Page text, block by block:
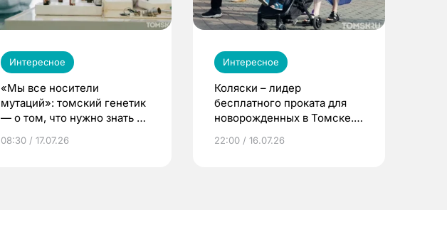
Интересное
«Мы все носители
мутаций»: томский генетик
— о том, что нужно знать до
08:30 / 17.07.26
Интересное
Коляски – лидер
бесплатного проката для
новорожденных в Томске.
22:00 / 16.07.26